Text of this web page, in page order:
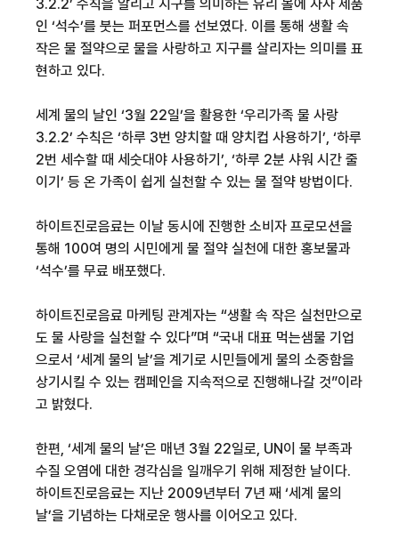
3.2.2’ 수칙을 알리고 지구를 의미하는 유리 볼에 자사 제품
인 ‘석수’를 붓는 퍼포먼스를 선보였다. 이를 통해 생활 속
작은 물 절약으로 물을 사랑하고 지구를 살리자는 의미를 표
현하고 있다.
세계 물의 날인 ‘3월 22일’을 활용한 ‘우리가족 물 사랑
3.2.2’ 수칙은 ‘하루 3번 양치할 때 양치컵 사용하기 ’, ‘하루
2번 세수할 때 세숫대야 사용하기 ’, ‘하루 2분 샤워 시간 줄
이기 ’ 등 온 가족이 쉽게 실천할 수 있는 물 절약 방법이다.
하이트진로음료는 이날 동시에 진행한 소비자 프로모션을
통해 100여 명의 시민에게 물 절약 실천에 대한 홍보물과
‘석수’를 무료 배포했다.
하이트진로음료 마케팅 관계자는 “생활 속 작은 실천만으로
도 물 사랑을 실천할 수 있다”며 “국내 대표 먹는샘물 기업
으로서 ‘세계 물의 날’을 계기로 시민들에게 물의 소중함을
상기시킬 수 있는 캠페인을 지속적으로 진행해나갈 것”이라
고 밝혔다.
한편, ‘세계 물의 날’은 매년 3월 22일로, UN이 물 부족과
수질 오염에 대한 경각심을 일깨우기 위해 제정한 날이다.
하이트진로음료는 지난 2009년부터 7년 째 ‘세계 물의
날’을 기념하는 다채로운 행사를 이어오고 있다.